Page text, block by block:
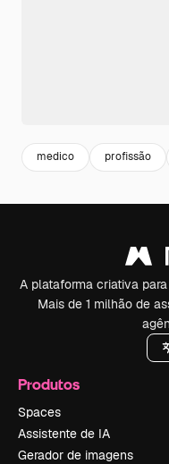
medico profissão
A plataforma criativa
Mais de 1 milhão de
Produtos
Spaces
Assistente de IA
Gerador de imagens